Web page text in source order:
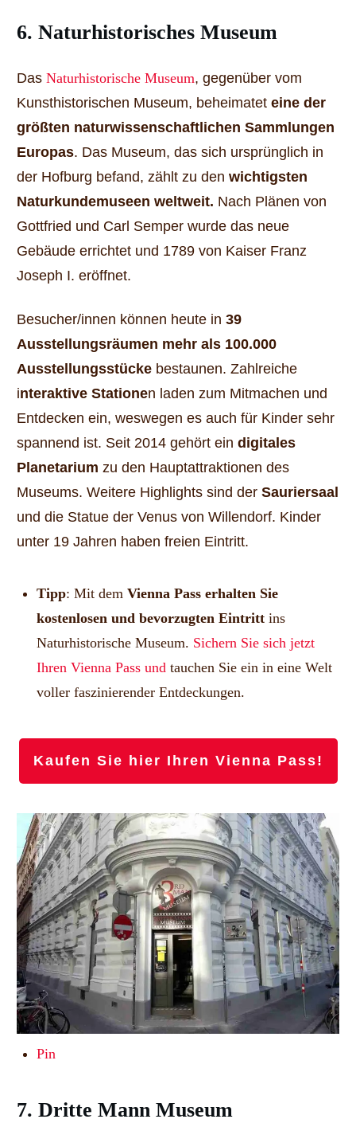
6. Naturhistorisches Museum
Das Naturhistorische Museum, gegenüber vom
Kunsthistorischen Museum, beheimatet eine der
größten naturwissenschaftlichen Sammlungen
Europas. Das Museum, das sich ursprünglich in
der Hofburg befand, zählt zu den wichtigsten
Naturkundemuseen weltweit. Nach Plänen von
Gottfried und Carl Semper wurde das neue
Gebäude errichtet und 1789 von Kaiser Franz
Joseph I. eröffnet.
Besucher/innen können heute in 39
Ausstellungsräumen mehr als 100.000
Ausstellungsstücke bestaunen. Zahlreiche
interaktive Stationen laden zum Mitmachen und
Entdecken ein, weswegen es auch für Kinder sehr
spannend ist. Seit 2014 gehört ein digitales
Planetarium zu den Hauptattraktionen des
Museums. Weitere Highlights sind der Sauriersaal
und die Statue der Venus von Willendorf. Kinder
unter 19 Jahren haben freien Eintritt.
Tipp: Mit dem Vienna Pass erhalten Sie
kostenlosen und bevorzugten Eintritt ins
Naturhistorische Museum. Sichern Sie sich jetzt
Ihren Vienna Pass und tauchen Sie ein in eine Welt
voller faszinierender Entdeckungen.
Kaufen Sie hier Ihren Vienna Pass!
Pin
7. Dritte Mann Museum